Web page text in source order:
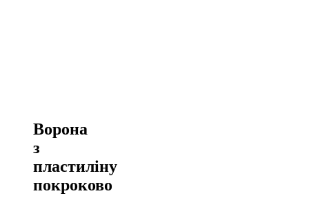
Ворона
з
пластиліну
покроково